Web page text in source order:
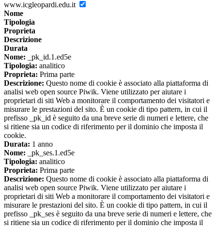
www.icgleopardi.edu.it
Nome
Tipologia
Proprieta
Descrizione
Durata
Nome: _pk_id.1.ed5e
Tipologia: analitico
Proprieta: Prima parte
Descrizione: Questo nome di cookie è associato alla piattaforma di
analisi web open source Piwik. Viene utilizzato per aiutare i
proprietari di siti Web a monitorare il comportamento dei visitatori e
misurare le prestazioni del sito. È un cookie di tipo pattern, in cui il
prefisso _pk_id è seguito da una breve serie di numeri e lettere, che
si ritiene sia un codice di riferimento per il dominio che imposta il
cookie.
Durata: 1 anno
Nome: _pk_ses.1.ed5e
Tipologia: analitico
Proprieta: Prima parte
Descrizione: Questo nome di cookie è associato alla piattaforma di
analisi web open source Piwik. Viene utilizzato per aiutare i
proprietari di siti Web a monitorare il comportamento dei visitatori e
misurare le prestazioni del sito. È un cookie di tipo pattern, in cui il
prefisso _pk_ses è seguito da una breve serie di numeri e lettere, che
si ritiene sia un codice di riferimento per il dominio che imposta il